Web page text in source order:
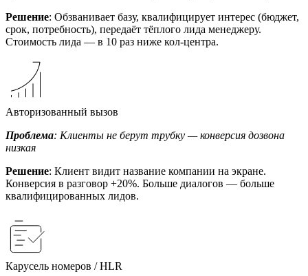
Решение: Обзванивает базу, квалифицирует интерес (бюджет,
срок, потребность), передаёт тёплого лида менеджеру.
Стоимость лида — в 10 раз ниже кол-центра.
Авторизованный вызов
Проблема: Клиенты не берут трубку — конверсия дозвона
низкая
Решение: Клиент видит название компании на экране.
Конверсия в разговор +20%. Больше диалогов — больше
квалифицированных лидов.
Карусель номеров / HLR